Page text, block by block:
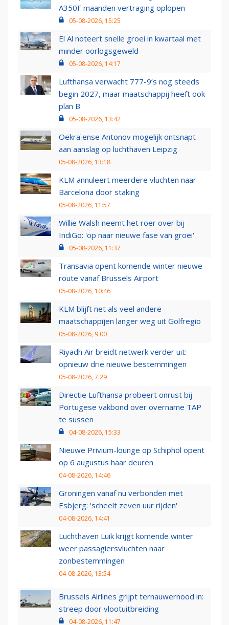
A350F maanden vertraging oplopen
05-08-2026, 15:25
El Al noteert snelle groei in kwartaal met
minder oorlogsgeweld
05-08-2026, 14:17
Lufthansa verwacht 777-9’s nog steeds
begin 2027, maar maatschappij heeft ook
plan B
05-08-2026, 13:42
Oekraïense Antonov mogelijk ontsnapt
aan aanslag op luchthaven Leipzig
05-08-2026, 13:18
KLM annuleert meerdere vluchten naar
Barcelona door staking
05-08-2026, 11:57
Willie Walsh neemt het roer over bij
IndiGo: 'op naar nieuwe fase van groei'
05-08-2026, 11:37
Transavia opent komende winter nieuwe
route vanaf Brussels Airport
05-08-2026, 10:46
KLM blijft net als veel andere
maatschappijen langer weg uit Golfregio
05-08-2026, 9:00
Riyadh Air breidt netwerk verder uit:
opnieuw drie nieuwe bestemmingen
05-08-2026, 7:29
Directie Lufthansa probeert onrust bij
Portugese vakbond over overname TAP
te sussen
04-08-2026, 15:33
Nieuwe Privium-lounge op Schiphol opent
op 6 augustus haar deuren
04-08-2026, 14:46
Groningen vanaf nu verbonden met
Esbjerg: 'scheelt zeven uur rijden'
04-08-2026, 14:41
Luchthaven Luik krijgt komende winter
weer passagiersvluchten naar
zonbestemmingen
04-08-2026, 13:54
Brussels Airlines grijpt ternauwernood in:
streep door vlootuitbreiding
04-08-2026, 11:47